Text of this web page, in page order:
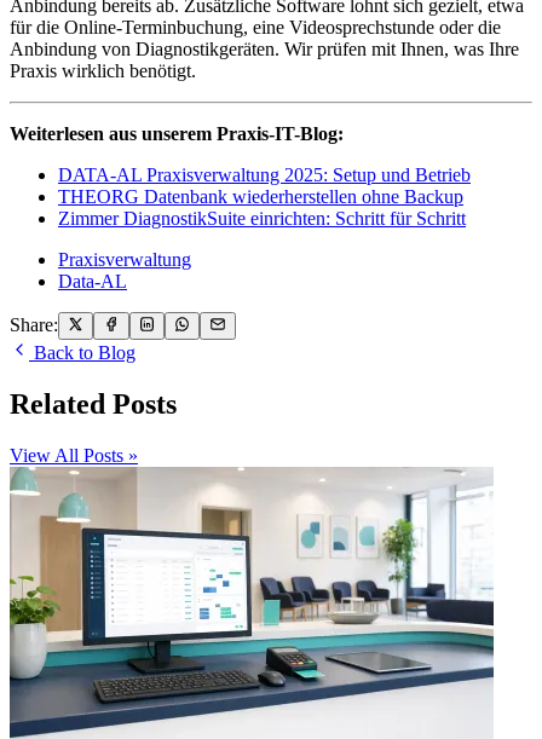
Anbindung bereits ab. Zusätzliche Software lohnt sich gezielt, etwa
für die Online-Terminbuchung, eine Videosprechstunde oder die
Anbindung von Diagnostikgeräten. Wir prüfen mit Ihnen, was Ihre
Praxis wirklich benötigt.
Weiterlesen aus unserem Praxis-IT-Blog:
DATA-AL Praxisverwaltung 2025: Setup und Betrieb
THEORG Datenbank wiederherstellen ohne Backup
Zimmer DiagnostikSuite einrichten: Schritt für Schritt
Praxisverwaltung
Data-AL
Share:
Back to Blog
Related Posts
View All Posts »